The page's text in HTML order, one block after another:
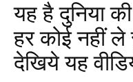
यह है दुनिया
हर कोई नहीं
देखिये यह